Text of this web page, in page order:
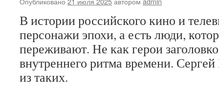
В истории российского кино и
персонажи эпохи, а есть люди,
переживают. Не как герои
внутреннего ритма времени.
из таких.